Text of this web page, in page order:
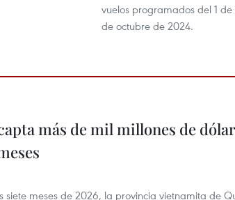
vuelos programados del 1 de
de octubre de 2024.
más de mil millones de
siete meses de 2026, la provincia vietnamita de